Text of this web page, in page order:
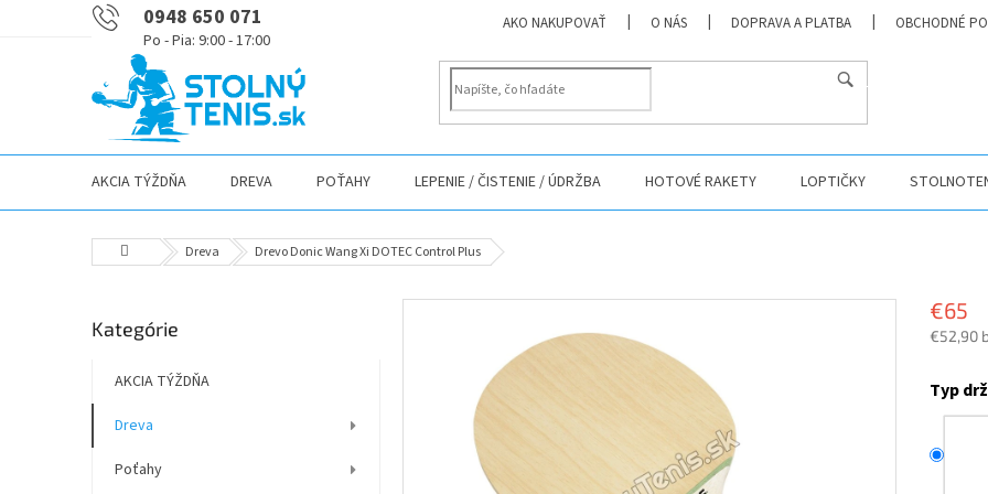
0948 650 071 AKO NAKUPOVAŤ O NÁS DOPRAVA A PLATBA OBCHODNÉ
AKCIA TÝŽDŇA DREVA POŤAHY LEPENIE / ČISTENIE / ÚDRŽBA HOTOVÉ RAKETY LOPTIČKY
DomovDreva Drevo Donic Wang Xi DOTEC Control Plus
o
ý
a
Preskočiť
Kategórie
AKCIA TÝŽDŇA
Dreva
Poťahy
€65
€52,90
cena:
Typ